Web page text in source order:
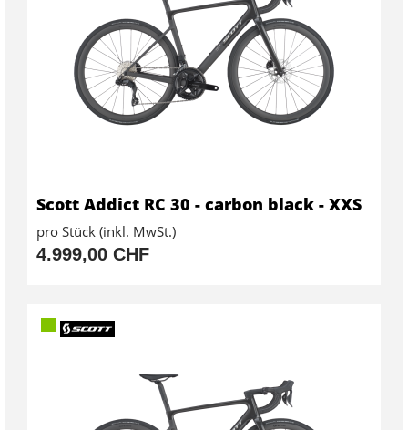
Scott Addict RC 30 - carbon black - XXS
pro Stück (inkl. MwSt.)
4.999,00 CHF